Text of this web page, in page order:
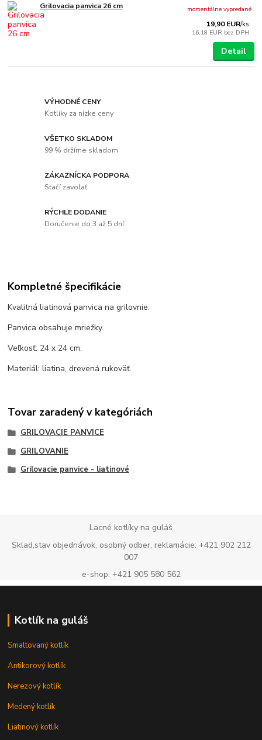
Grilovacia panvica 26 cm
19,90 EUR/ks
16,18 EUR bez DPH
momentálne vypredané
Detail
VÝHODNÉ CENY
Kotlíky za nízke ceny
VŠETKO SKLADOM
99 % držíme skladom
ZÁKAZNÍCKA PODPORA
Stačí zavolať
RÝCHLE DODANIE
Doručenie do 3 až 5 dní
Kompletné špecifikácie
Kvalitná liatinová panvica na grilovnie.
Panvica obsahuje mriežky.
Veľkosť: 24 x 24 cm.
Materiál: liatina, drevená rukoväť.
Tovar zaradený v kategóriách
GRILOVACIE PANVICE
GRILOVANIE
Grilovacie panvice - liatinové
Lacné kotlíky na guláš
Sklad,stav objednávok, osobný odber, reklamácie: +421 902 212
007
e-shop: +421 905 580 562
Kotlík na guláš
Smaltovaný kotlík
Antikorový kotlík
Nerezový kotlík
Medený kotlík
Liatinový kotlík